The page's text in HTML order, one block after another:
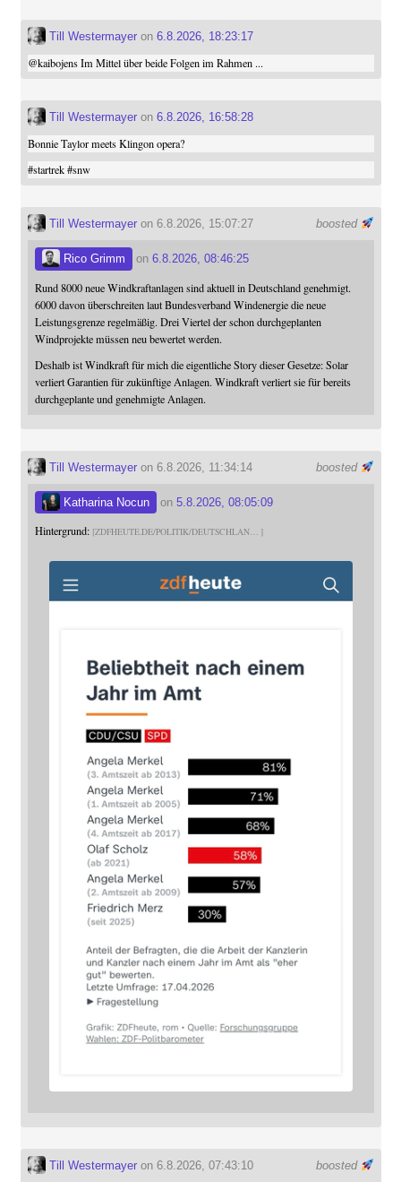
Till Westermayeron 6.8.2026, 18:23:17
@kaibojensIm Mittel über beide Folgen im Rahmen ...
Till Westermayeron 6.8.2026, 16:58:28
Bonnie Taylor meets Klingon opera?
#startrek #snw
boosted
Till Westermayeron 6.8.2026, 15:07:27
Rico Grimm on 6.8.2026, 08:46:25
Rund 8000 neue Windkraftanlagen sind aktuell in Deutschland genehmigt.
6000 davon überschreiten laut Bundesverband Windenergie die neue
Leistungsgrenze regelmäßig. Drei Viertel der schon durchgeplanten
Windprojekte müssen neu bewertet werden.
Deshalb ist Windkraft für mich die eigentliche Story dieser Gesetze: Solar
verliert Garantien für zukünftige Anlagen. Windkraft verliert sie für bereits
durchgeplante und genehmigte Anlagen.
boosted
Till Westermayeron 6.8.2026, 11:34:14
Katharina Nocun on 5.8.2026, 08:05:09
Hintergrund: ZDFHEUTE.DE/POLITIK/DEUTSCHLAN
boosted
Till Westermayeron 6.8.2026, 07:43:10